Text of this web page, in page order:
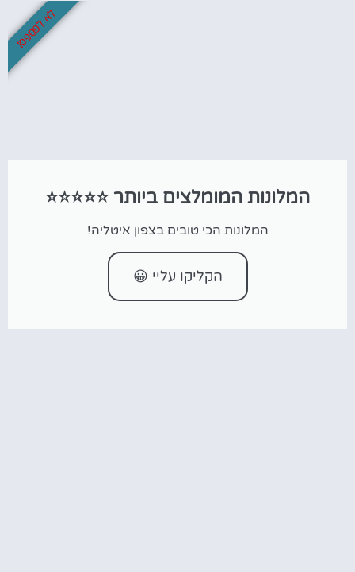
המלונות המומלצים ביותר ⭐⭐⭐⭐⭐
המלונות הכי טובים בצפון איטליה!
הקליקו עליי 😀
לא לפספס!